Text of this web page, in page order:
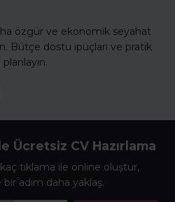
özgür ve ekonomik seyahat
Bütçe dostu ipuçları ve pratik
Ücretsiz CV Hazırlama
tıklama ile online oluştur,
adım daha yaklaş.